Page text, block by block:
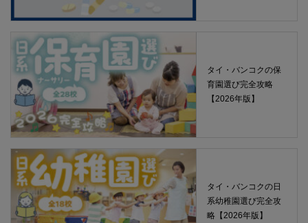
タイ・バンコクの保
育園選び完全攻略
【2026年版】
タイ・バンコクの日
系幼稚園選び完全攻
略【2026年版】